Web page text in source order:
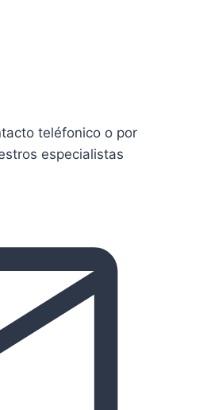
teléfonico o por
especialistas